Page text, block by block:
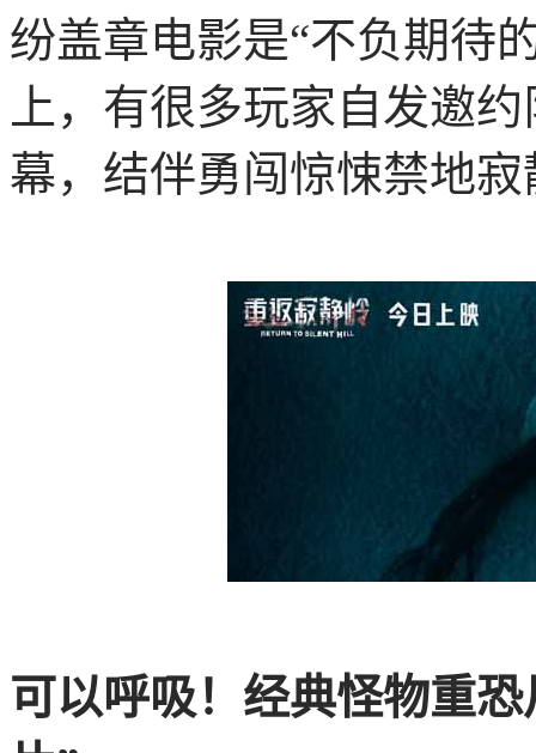
纷盖章电影是“不负期待
上，有很多玩家自发邀
幕，结伴勇闯惊悚禁地
可以呼吸！经典怪物重